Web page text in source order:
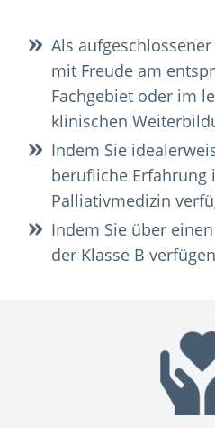
Als
mit Freude am
Fachgebiet oder im
klinischen
Indem Sie
berufliche Erfahrung
Palliativmedizin
Indem Sie über
der Klasse B verfügen